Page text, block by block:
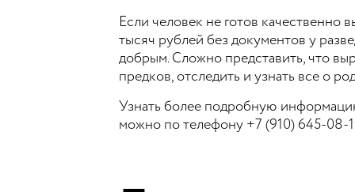
Если человек не готов качественно
тысяч рублей без документов у
добрым. Сложно представить, что
предков, отследить и узнать все о
Узнать более подробную
можно по телефону +7 (910) 645-08-